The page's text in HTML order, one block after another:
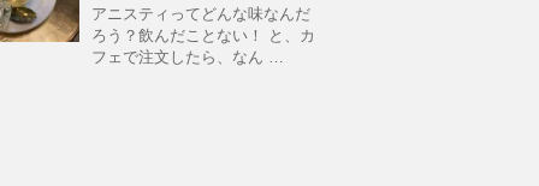
アニスティってどんな味なんだ
ろう？飲んだことない！ と、カ
フェで注文したら、なん …